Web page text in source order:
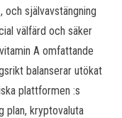
och självavstängning
välfärd och säker
A omfattande
balanserar utökat
plattformen :s
plan, kryptovaluta